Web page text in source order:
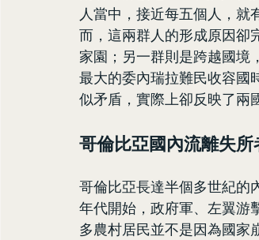
人當中，接近每五個人，就
而，這兩群人的形成原因卻
家園；另一群則是跨越國境
最大的委內瑞拉難民收容國
似矛盾，實際上卻反映了兩
哥倫比亞國內流離失
哥倫比亞長達半個多世紀的
年代開始，政府軍、左翼游
多農村居民並不是因為國家